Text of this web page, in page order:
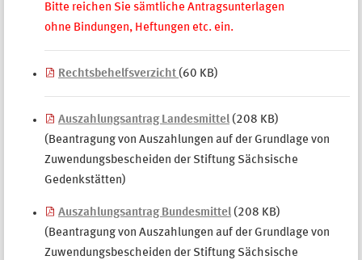
Bitte reichen Sie sämtliche Antragsunterlagen
ohne Bindungen, Heftungen etc. ein.
Rechtsbehelfsverzicht (60 KB)
Auszahlungsantrag Landesmittel (208 KB)
(Beantragung von Auszahlungen auf der Grundlage von
Zuwendungsbescheiden der Stiftung Sächsische
Gedenkstätten)
Auszahlungsantrag Bundesmittel (208 KB)
(Beantragung von Auszahlungen auf der Grundlage von
Zuwendungsbescheiden der Stiftung Sächsische